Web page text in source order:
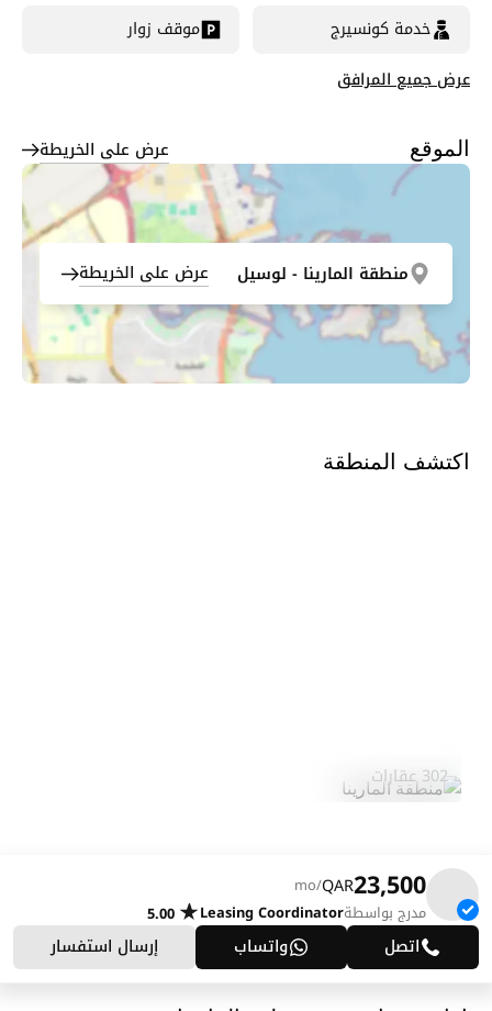
خدمة كونسيرج
موقف زوار
عرض جميع المرافق
الموقع عرض على الخريطة
منطقة المارينا - لوسيل عرض على الخريطة
اكتشف المنطقة
302 عقارات
23,500
QAR
/mo
مدرج بواسطةLeasing Coordinator
5.00
اتصل واتساب إرسال استفسار